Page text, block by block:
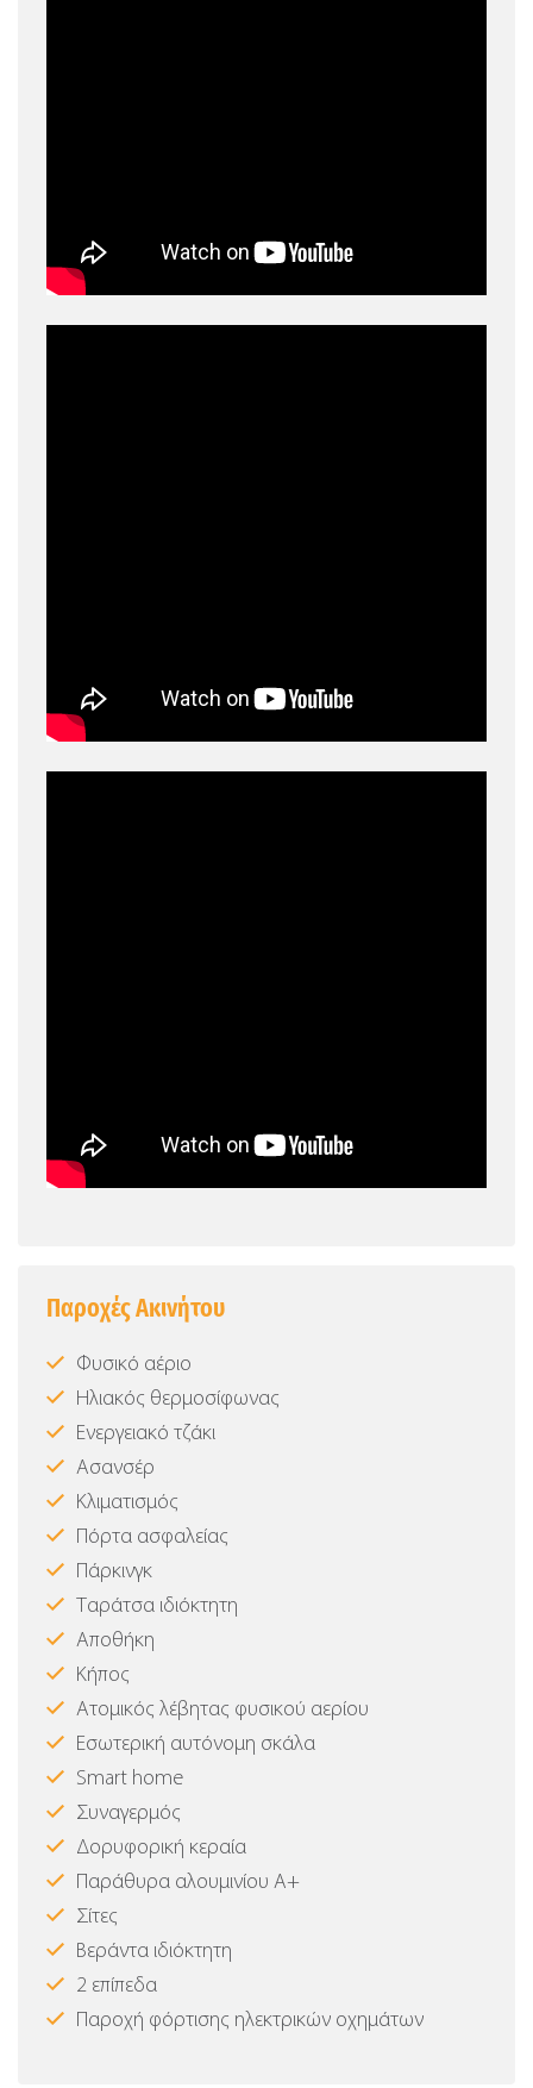
Παροχές Ακινήτου
Φυσικό αέριο
Ηλιακός θερμοσίφωνας
Ενεργειακό τζάκι
Ασανσέρ
Κλιματισμός
Πόρτα ασφαλείας
Πάρκινγκ
Ταράτσα ιδιόκτητη
Αποθήκη
Κήπος
Ατομικός λέβητας φυσικού αερίου
Εσωτερική αυτόνομη σκάλα
Smart home
Συναγερμός
Δορυφορική κεραία
Παράθυρα αλουμινίου Α+
Σίτες
Βεράντα ιδιόκτητη
2 επίπεδα
Παροχή φόρτισης ηλεκτρικών οχημάτων